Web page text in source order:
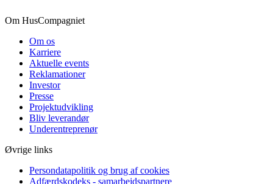
Om HusCompagniet
Om os
Karriere
Aktuelle events
Reklamationer
Investor
Presse
Projektudvikling
Bliv leverandør
Underentreprenør
Øvrige links
Persondatapolitik og brug af cookies
Adfærdskodeks - samarbejdspartnere